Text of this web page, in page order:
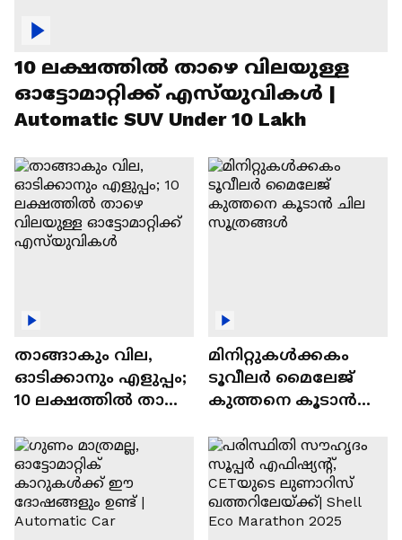
10 ലക്ഷത്തിൽ താഴെ വിലയുള്ള
ഓട്ടോമാറ്റിക്ക് എസ്‍യുവികൾ |
Automatic SUV Under 10 Lakh
താങ്ങാകും വില,
ഓടിക്കാനും എളുപ്പം;
10 ലക്ഷത്തിൽ താഴെ
ഓട്ടോമാറ്റിക്ക്
എസ്‍യുവികൾ
മിനിറ്റുകൾക്കകം
ടൂവീലർ മൈലേജ്
കുത്തനെ കൂടാൻ